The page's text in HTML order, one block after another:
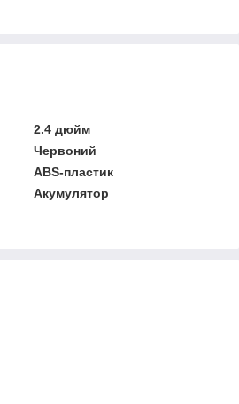
2.4 дюйм
Червоний
ABS-пластик
Акумулятор